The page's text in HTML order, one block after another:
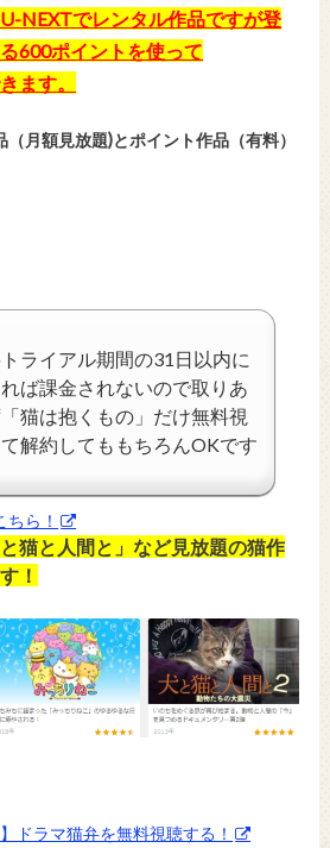
NEXTでレンタル作品ですが登
600ポイントを使って
ます。
（月額見放題)とポイント作品（有料）
ライアル期間の31日以内に
ば課金されないので取りあ
猫は抱くもの」だけ無料視
解約してももちろんOKです
ら！
猫と人間と」など見放題の猫作
！
ドラマ猫弁を無料視聴する！